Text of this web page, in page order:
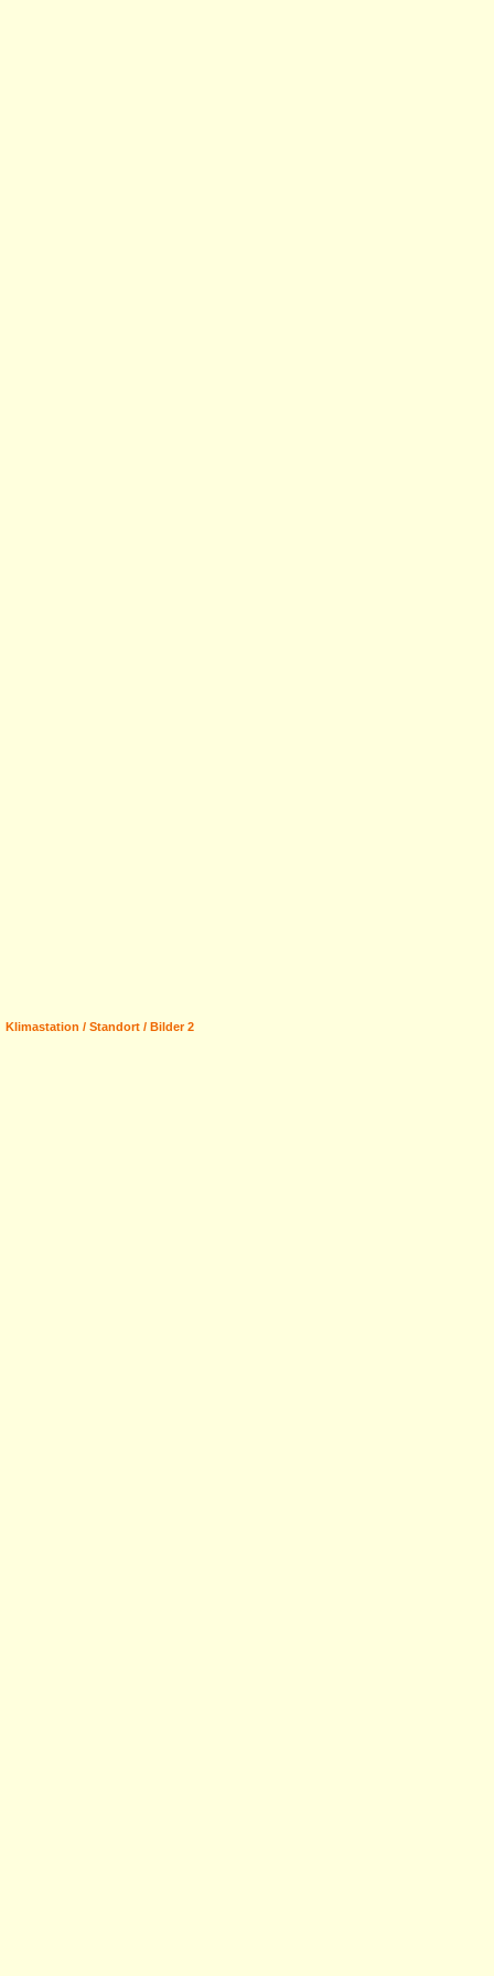
Klimastation / Standort / Bilder 2